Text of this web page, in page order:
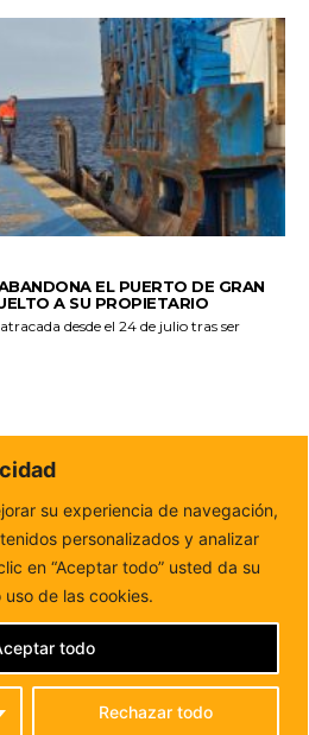
EL PUERTO DE GRAN
A SU PROPIETARIO
desde el 24 de julio tras ser